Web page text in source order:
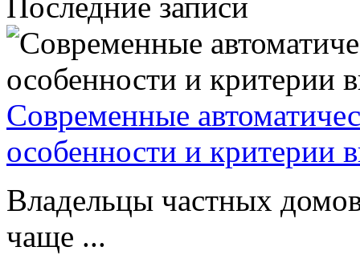
Последние записи
Современные
особенности и критерии
Владельцы частных
чаще ...